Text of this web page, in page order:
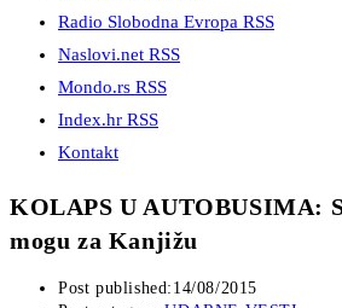
Radio Slobodna Evropa RSS
Naslovi.net RSS
Mondo.rs RSS
Index.hr RSS
Kontakt
KOLAPS U AUTOBUSIMA:
mogu za Kanjižu
Post published: 14/08/2015